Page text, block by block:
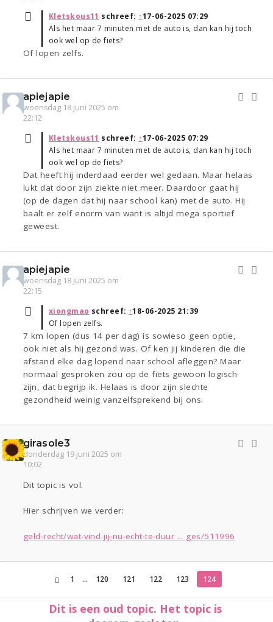
Kletskous11 schreef: ↑17-06-2025 07:29
Als het maar 7 minuten met de auto is, dan kan hij toch
ook wel op de fiets?
Of lopen zelfs.
apiejapie
woensdag 18 juni 2025 om
22:12
Kletskous11 schreef: ↑17-06-2025 07:29
Als het maar 7 minuten met de auto is, dan kan hij toch
ook wel op de fiets?
Dat heeft hij inderdaad eerder wel gedaan. Maar helaas
lukt dat door zijn ziekte niet meer. Daardoor gaat hij
(op de dagen dat hij naar school kan) met de auto. Hij
baalt er zelf enorm van want is altijd mega sportief
geweest.
apiejapie
woensdag 18 juni 2025 om
22:15
xiongmao schreef: ↑18-06-2025 21:39
Of lopen zelfs.
7 km lopen (dus 14 per dag) is sowieso geen optie,
ook niet als hij gezond was. Of ken jij kinderen die die
afstand elke dag lopend naar school afleggen? Maar
normaal gesproken zou op de fiets gewoon logisch
zijn, dat begrijp ik. Helaas is door zijn slechte
gezondheid weinig vanzelfsprekend bij ons.
girasole3
donderdag 19 juni 2025 om
10:02
Dit topic is vol.
Hier schrijven we verder:
geld-recht/wat-vind-jij-nu-echt-te-duur ... ges/511996
1 ... 120 121 122 123 124
Dit is een oud topic. Het topic is